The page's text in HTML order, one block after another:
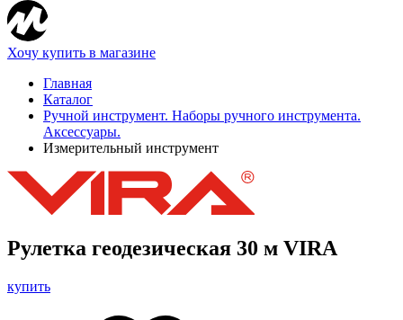
Хочу купить в магазине
Главная
Каталог
Ручной инструмент. Наборы ручного инструмента.
Аксессуары.
Измерительный инструмент
Рулетка геодезическая 30 м VIRA
купить